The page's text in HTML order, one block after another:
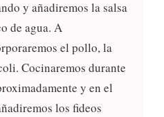
y añadiremos la salsa
de agua. A
el pollo, la
Cocinaremos durante
y en el
los fideos